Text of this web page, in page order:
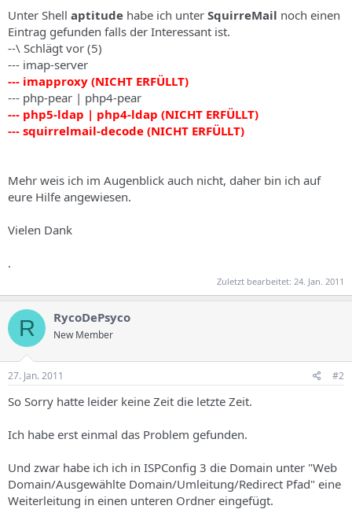
Unter Shell aptitude habe ich unter SquirreMail noch einen
Eintrag gefunden falls der Interessant ist.
--\ Schlägt vor (5)
--- imap-server
--- imapproxy (NICHT ERFÜLLT)
--- php-pear | php4-pear
--- php5-ldap | php4-ldap (NICHT ERFÜLLT)
--- squirrelmail-decode (NICHT ERFÜLLT)
Mehr weis ich im Augenblick auch nicht, daher bin ich auf
eure Hilfe angewiesen.
Vielen Dank
.
Zuletzt bearbeitet: 24. Jan. 2011
R RycoDePsyco
New Member
27. Jan. 2011 #2
So Sorry hatte leider keine Zeit die letzte Zeit.
Ich habe erst einmal das Problem gefunden.
Und zwar habe ich ich in ISPConfig 3 die Domain unter "Web
Domain/Ausgewählte Domain/Umleitung/Redirect Pfad" eine
Weiterleitung in einen unteren Ordner eingefügt.